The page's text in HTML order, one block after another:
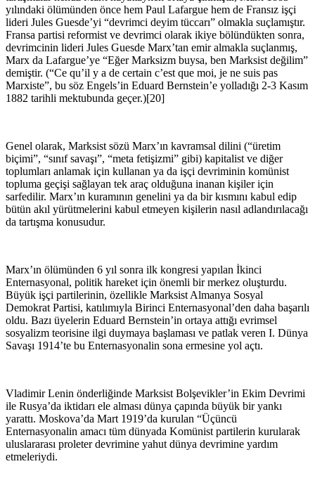
yılındaki ölümünden önce hem Paul Lafargue hem de Fransız işçi
lideri Jules Guesde’yi “devrimci deyim tüccarı” olmakla suçlamıştır.
Fransa partisi reformist ve devrimci olarak ikiye bölündükten sonra,
devrimcinin lideri Jules Guesde Marx’tan emir almakla suçlanmış,
Marx da Lafargue’ye “Eğer Marksizm buysa, ben Marksist değilim”
demiştir. (“Ce qu’il y a de certain c’est que moi, je ne suis pas
Marxiste”, bu söz Engels’in Eduard Bernstein’e yolladığı 2-3 Kasım
1882 tarihli mektubunda geçer.)[20]
Genel olarak, Marksist sözü Marx’ın kavramsal dilini (“üretim
biçimi”, “sınıf savaşı”, “meta fetişizmi” gibi) kapitalist ve diğer
toplumları anlamak için kullanan ya da işçi devriminin komünist
topluma geçişi sağlayan tek araç olduğuna inanan kişiler için
sarfedilir. Marx’ın kuramının genelini ya da bir kısmını kabul edip
bütün akıl yürütmelerini kabul etmeyen kişilerin nasıl adlandırılacağı
da tartışma konusudur.
Marx’ın ölümünden 6 yıl sonra ilk kongresi yapılan İkinci
Enternasyonal, politik hareket için önemli bir merkez oluşturdu.
Büyük işçi partilerinin, özellikle Marksist Almanya Sosyal
Demokrat Partisi, katılımıyla Birinci Enternasyonal’den daha başarılı
oldu. Bazı üyelerin Eduard Bernstein’in ortaya attığı evrimsel
sosyalizm teorisine ilgi duymaya başlaması ve patlak veren I. Dünya
Savaşı 1914’te bu Enternasyonalin sona ermesine yol açtı.
Vladimir Lenin önderliğinde Marksist Bolşevikler’in Ekim Devrimi
ile Rusya’da iktidarı ele alması dünya çapında büyük bir yankı
yarattı. Moskova’da Mart 1919’da kurulan “Üçüncü
Enternasyonalin amacı tüm dünyada Komünist partilerin kurularak
uluslararası proleter devrimine yahut dünya devrimine yardım
etmeleriydi.